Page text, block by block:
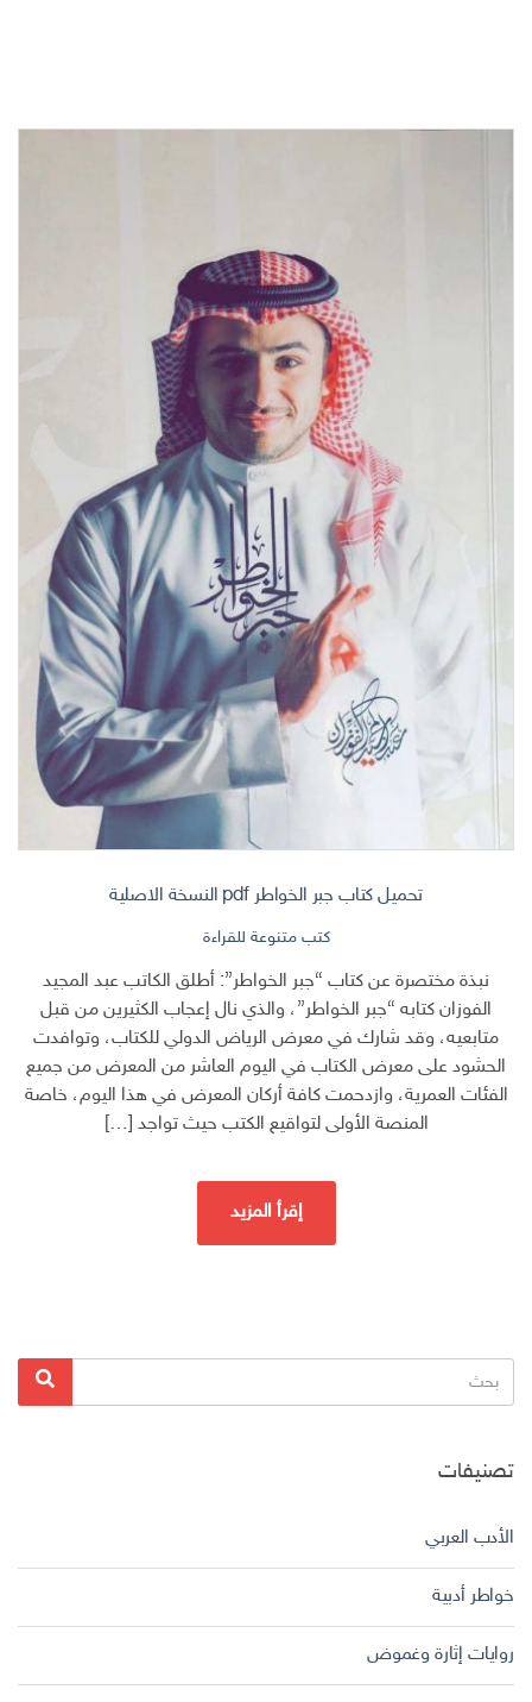
تحميل كتاب جبر الخواطر pdf النسخة الاصلية
كتب متنوعة للقراءة
نبذة مختصرة عن كتاب “جبر الخواطر”: أطلق الكاتب عبد المجيد
الفوزان كتابه “جبر الخواطر”، والذي نال إعجاب الكثيرين من قبل
متابعيه، وقد شارك في معرض الرياض الدولي للكتاب، وتوافدت
الحشود على معرض الكتاب في اليوم العاشر من المعرض من جميع
الفئات العمرية، وازدحمت كافة أركان المعرض في هذا اليوم، خاصة
المنصة الأولى لتواقيع الكتب حيث تواجد […]
إقرأ المزيد
البحث
عن:
بحث
تصنيفات
الأدب العربي
خواطر أدبية
روايات إثارة وغموض